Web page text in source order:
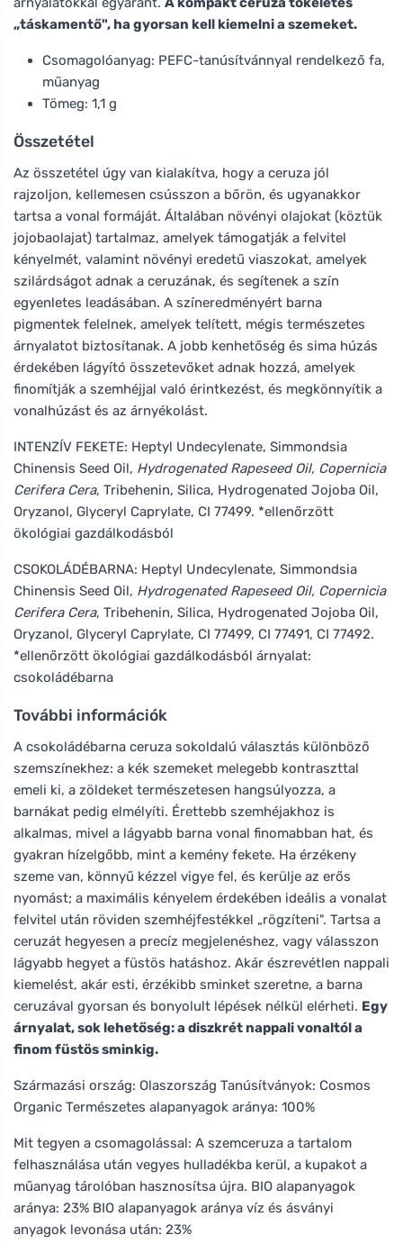
„táskamentő", ha gyorsan kell kiemelni a szemeket.
Csomagolóanyag: PEFC-tanúsítvánnyal rendelkező fa,
műanyag
Tömeg: 1,1 g
Összetétel
Az összetétel úgy van kialakítva, hogy a ceruza jól
rajzoljon, kellemesen csússzon a bőrön, és ugyanakkor
tartsa a vonal formáját. Általában növényi olajokat (köztük
jojobaolajat) tartalmaz, amelyek támogatják a felvitel
kényelmét, valamint növényi eredetű viaszokat, amelyek
szilárdságot adnak a ceruzának, és segítenek a szín
egyenletes leadásában. A színeredményért barna
pigmentek felelnek, amelyek telített, mégis természetes
árnyalatot biztosítanak. A jobb kenhetőség és sima húzás
érdekében lágyító összetevőket adnak hozzá, amelyek
finomítják a szemhéjjal való érintkezést, és megkönnyítik a
vonalhúzást és az árnyékolást.
INTENZÍV FEKETE: Heptyl Undecylenate, Simmondsia
Chinensis Seed Oil, Hydrogenated Rapeseed Oil, Copernicia
Cerifera Cera, Tribehenin, Silica, Hydrogenated Jojoba Oil,
Oryzanol, Glyceryl Caprylate, CI 77499. *ellenőrzött
ökológiai gazdálkodásból
CSOKOLÁDÉBARNA: Heptyl Undecylenate, Simmondsia
Chinensis Seed Oil, Hydrogenated Rapeseed Oil, Copernicia
Cerifera Cera, Tribehenin, Silica, Hydrogenated Jojoba Oil,
Oryzanol, Glyceryl Caprylate, CI 77499, CI 77491, CI 77492.
*ellenőrzött ökológiai gazdálkodásból árnyalat:
csokoládébarna
További információk
A csokoládébarna ceruza sokoldalú választás különböző
szemszínekhez: a kék szemeket melegebb kontraszttal
emeli ki, a zöldeket természetesen hangsúlyozza, a
barnákat pedig elmélyíti. Érettebb szemhéjakhoz is
alkalmas, mivel a lágyabb barna vonal finomabban hat, és
gyakran hízelgőbb, mint a kemény fekete. Ha érzékeny
szeme van, könnyű kézzel vigye fel, és kerülje az erős
nyomást; a maximális kényelem érdekében ideális a vonalat
felvitel után röviden szemhéjfestékkel „rögzíteni". Tartsa a
ceruzát hegyesen a precíz megjelenéshez, vagy válasszon
lágyabb hegyet a füstös hatáshoz. Akár észrevétlen nappali
kiemelést, akár esti, érzékibb sminket szeretne, a barna
ceruzával gyorsan és bonyolult lépések nélkül elérheti. Egy
árnyalat, sok lehetőség: a diszkrét nappali vonaltól a
finom füstös sminkig.
Származási ország: Olaszország Tanúsítványok: Cosmos
Organic Természetes alapanyagok aránya: 100%
Mit tegyen a csomagolással: A szemceruza a tartalom
felhasználása után vegyes hulladékba kerül, a kupakot a
műanyag tárolóban hasznosítsa újra. BIO alapanyagok
aránya: 23% BIO alapanyagok aránya víz és ásványi
anyagok levonása után: 23%